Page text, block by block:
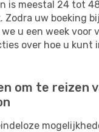
is meestal 24 tot
Zodra uw boeking
u een week voor
over hoe u kunt
om te reizen